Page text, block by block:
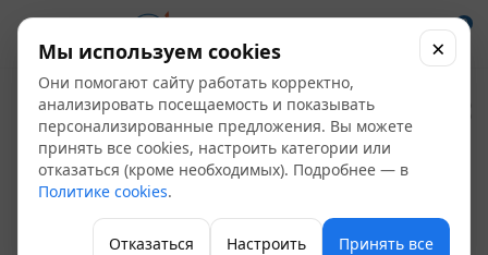
0
Теплоноситель ECO-
30
(пропиленгликоль)
ТЕПЛОВОZ 10 кг
Мы используем cookies
Они помогают сайту работать корректно,
анализировать посещаемость и показывать
персонализированные предложения. Вы можете
принять все cookies, настроить категории или
отказаться (кроме необходимых). Подробнее — в
Политике cookies.
Отказаться Настроить Принять все
×